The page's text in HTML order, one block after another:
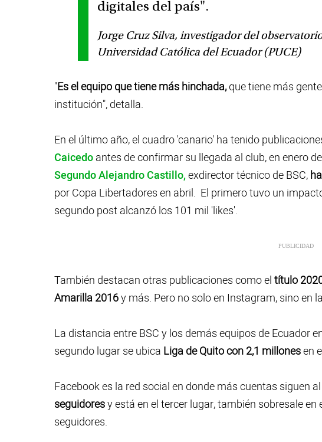
digitales del país".
Jorge Cruz Silva, investigador del
Universidad Católica del Ecuador (PUCE)
"Es el equipo que tiene más hinchada,que tiene más
institución", detalla.
En el último año, el cuadro 'canario' ha tenido
Caicedoantes de confirmar su llegada al club, en enero
Segundo Alejandro Castillo,exdirector técnico de BSC,
por Copa Libertadores en abril. El primero tuvo un
segundo post alcanzó los 101 mil 'likes'.
También destacan otras publicaciones como eltítulo
Amarilla 2016y más. Pero no solo en Instagram, sino en
La distancia entre BSC y los demás equipos de Ecuador
segundo lugar se ubica Liga de Quito con 2,1 millonesen
Facebook es la red social en donde más cuentas siguen
seguidoresy está en el tercer lugar, también sobresale
seguidores.